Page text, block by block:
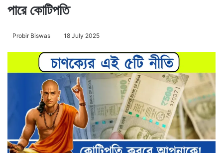
পারে কোটিপতি
Probir Biswas 18 July 2025